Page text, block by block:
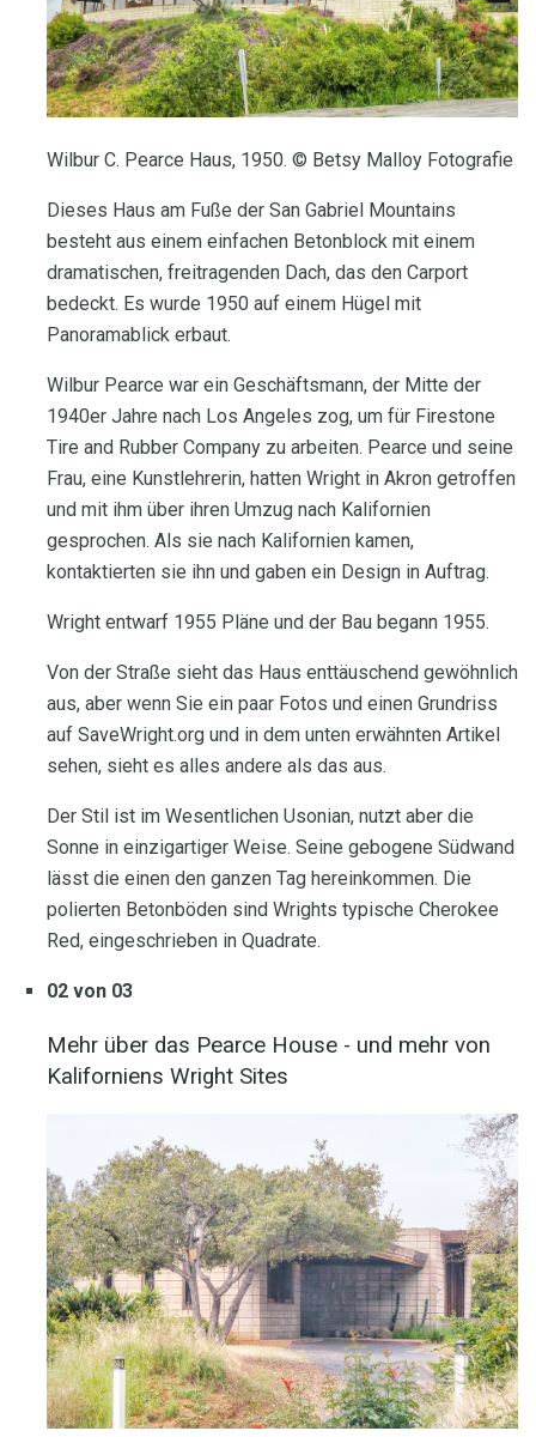
Wilbur C. Pearce Haus, 1950. © Betsy Malloy Fotografie
Dieses Haus am Fuße der San Gabriel Mountains
besteht aus einem einfachen Betonblock mit einem
dramatischen, freitragenden Dach, das den Carport
bedeckt. Es wurde 1950 auf einem Hügel mit
Panoramablick erbaut.
Wilbur Pearce war ein Geschäftsmann, der Mitte der
1940er Jahre nach Los Angeles zog, um für Firestone
Tire and Rubber Company zu arbeiten. Pearce und seine
Frau, eine Kunstlehrerin, hatten Wright in Akron getroffen
und mit ihm über ihren Umzug nach Kalifornien
gesprochen. Als sie nach Kalifornien kamen,
kontaktierten sie ihn und gaben ein Design in Auftrag.
Wright entwarf 1955 Pläne und der Bau begann 1955.
Von der Straße sieht das Haus enttäuschend gewöhnlich
aus, aber wenn Sie ein paar Fotos und einen Grundriss
auf SaveWright.org und in dem unten erwähnten Artikel
sehen, sieht es alles andere als das aus.
Der Stil ist im Wesentlichen Usonian, nutzt aber die
Sonne in einzigartiger Weise. Seine gebogene Südwand
lässt die einen den ganzen Tag hereinkommen. Die
polierten Betonböden sind Wrights typische Cherokee
Red, eingeschrieben in Quadrate.
02 von 03
Mehr über das Pearce House - und mehr von
Kaliforniens Wright Sites